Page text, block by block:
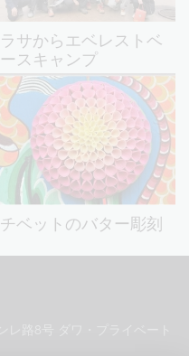
ラサからエベレストベ
ースキャンプ
チベットのバター彫刻